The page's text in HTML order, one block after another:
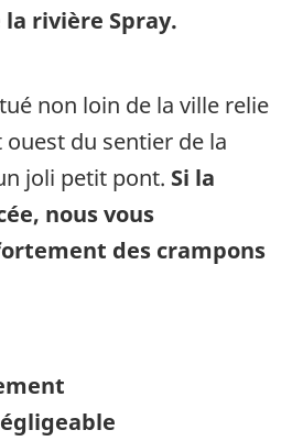
rivière Spray.
non loin de la ville relie
du sentier de la
joli petit pont. Si la
nous vous
des crampons